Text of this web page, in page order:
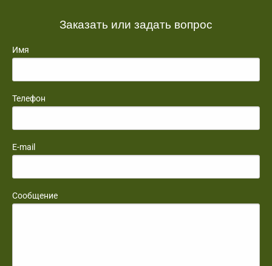
Заказать или задать вопрос
Имя
Телефон
E-mail
Сообщение